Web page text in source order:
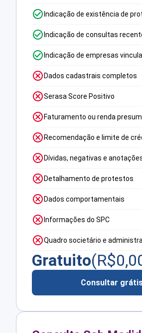
Indicação de existência de
Indicação de consultas
Indicação de empresas
Dados cadastrais completos
Serasa Score Positivo
Faturamento ou renda
Recomendação e limite de
Dívidas, negativas e
Detalhamento de protestos
Dados comportamentais
Informações do SPC
Quadro societário e
Gratuito(R$
Consultar